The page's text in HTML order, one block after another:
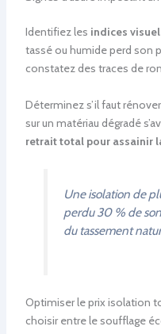
Identifiez les indices
tassé ou humide perd son
constatez des traces de
Déterminez s’il faut
sur un matériau dégradé
retrait total pour assainir
Une isolation de
perdu 30 % de
du tassement
Optimiser le prix isolation
choisir entre le soufflage